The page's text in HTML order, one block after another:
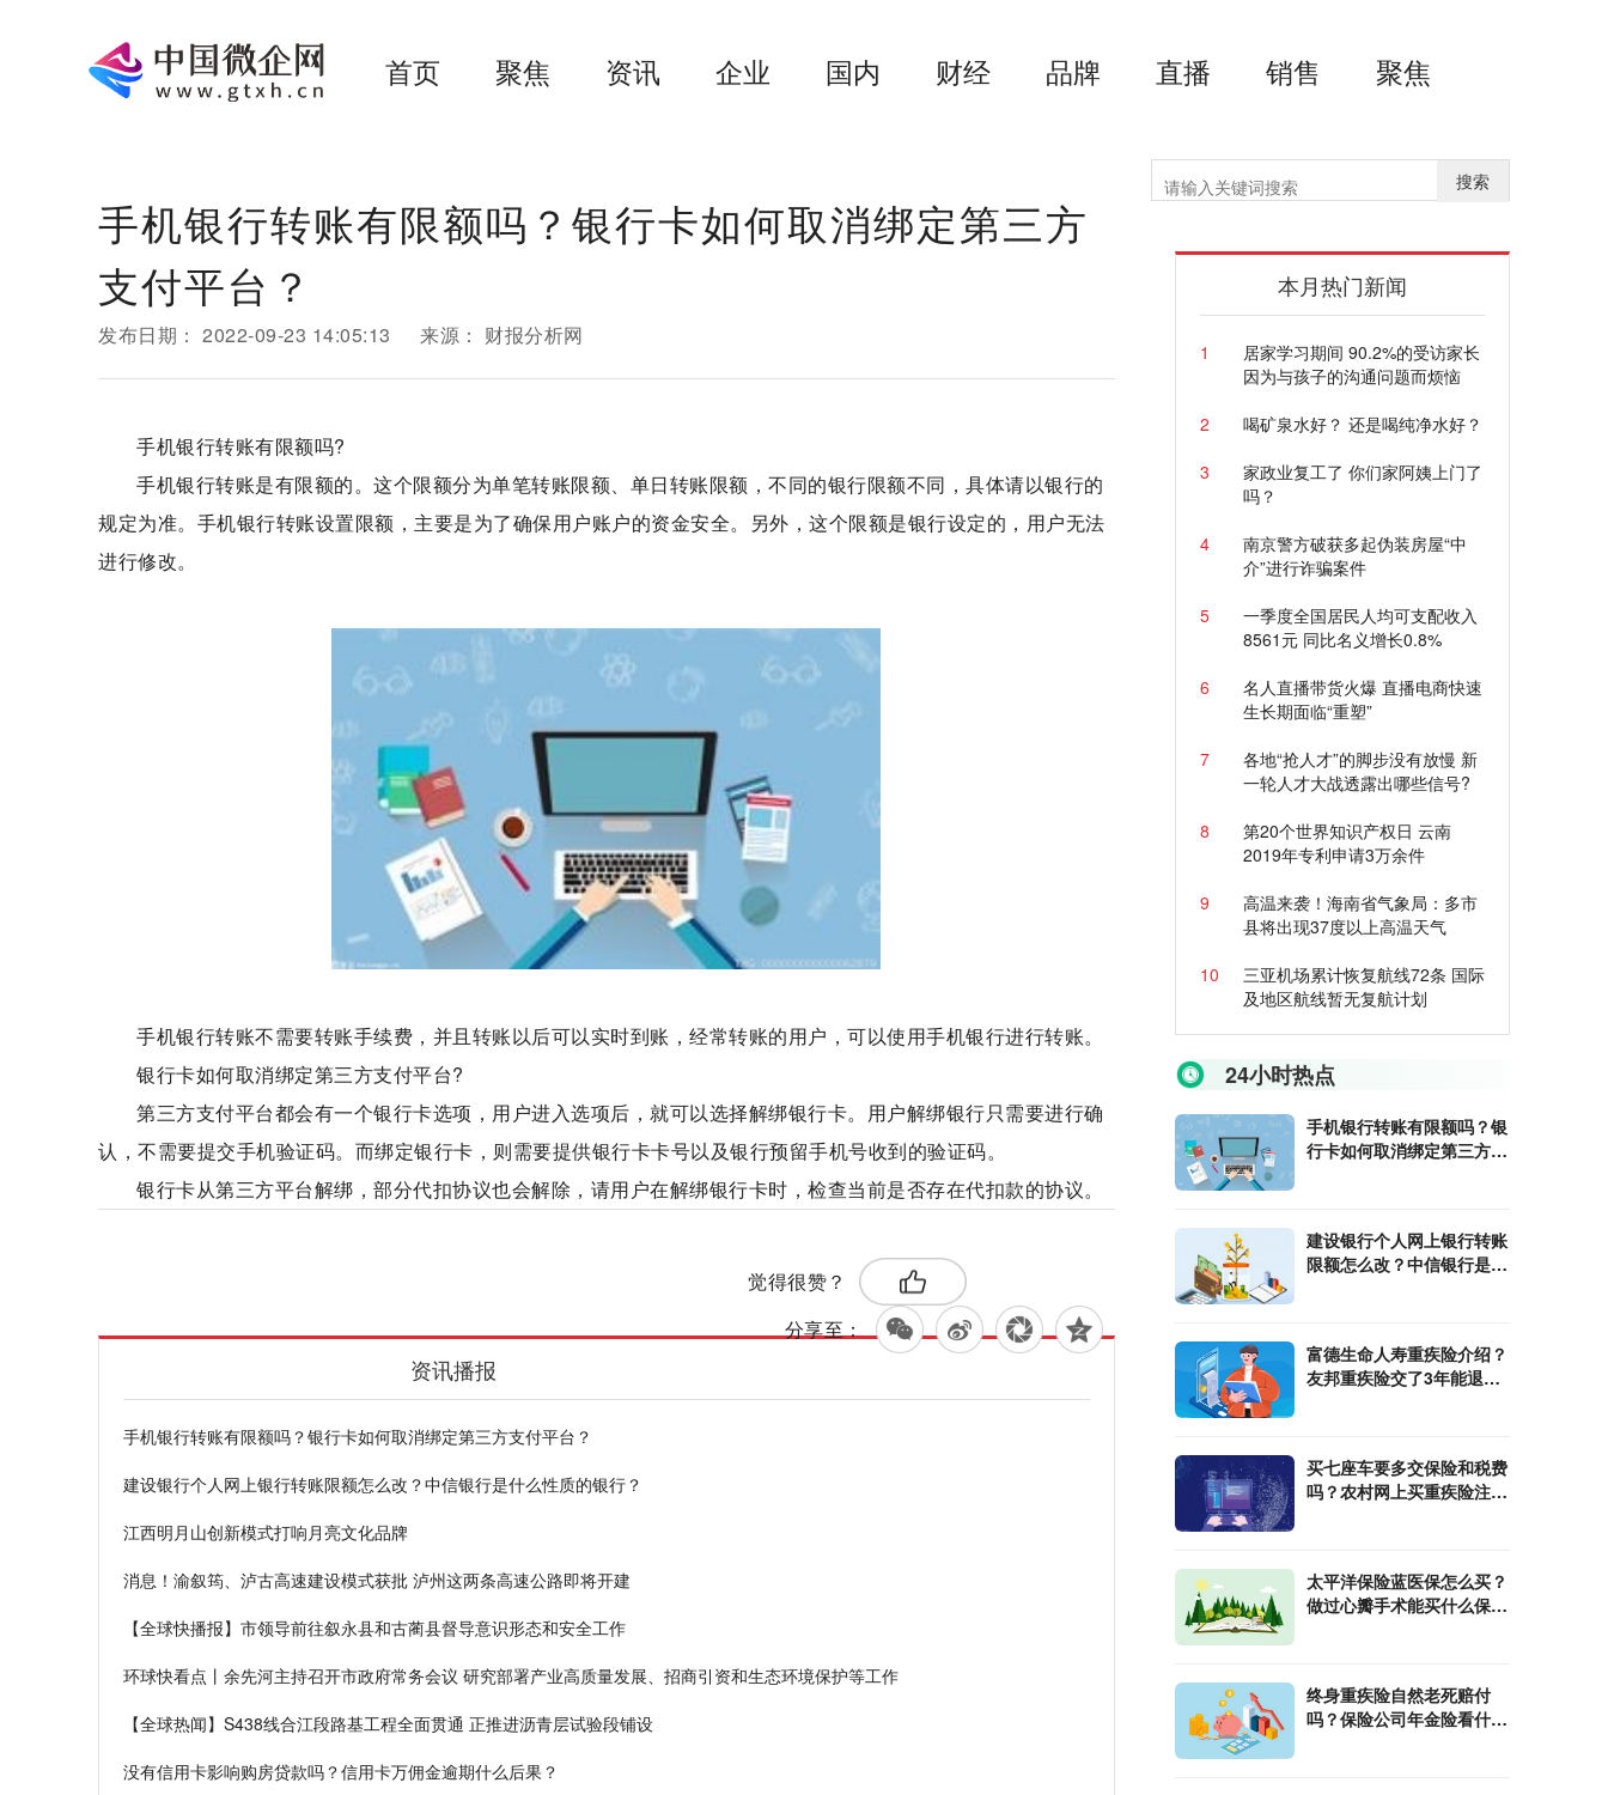
首页 聚焦 资讯 企业 国内 财经 品牌 直播 销售 聚焦
手机银行转账有限额吗？银行卡如何取消绑定第三方
支付平台？
发布日期： 2022-09-23 14:05:13 来源： 财报分析网
手机银行转账有限额吗?
手机银行转账是有限额的。这个限额分为单笔转账限额、单日转账限额，不同的银行限额不同，具体请以银行的
规定为准。手机银行转账设置限额，主要是为了确保用户账户的资金安全。另外，这个限额是银行设定的，用户无法
进行修改。
手机银行转账不需要转账手续费，并且转账以后可以实时到账，经常转账的用户，可以使用手机银行进行转账。
银行卡如何取消绑定第三方支付平台?
第三方支付平台都会有一个银行卡选项，用户进入选项后，就可以选择解绑银行卡。用户解绑银行只需要进行确
认，不需要提交手机验证码。而绑定银行卡，则需要提供银行卡卡号以及银行预留手机号收到的验证码。
银行卡从第三方平台解绑，部分代扣协议也会解除，请用户在解绑银行卡时，检查当前是否存在代扣款的协议。
觉得很赞？
分享至：
资讯播报
手机银行转账有限额吗？银行卡如何取消绑定第三方支付平台？
建设银行个人网上银行转账限额怎么改？中信银行是什么性质的银行？
江西明月山创新模式打响月亮文化品牌
消息！渝叙筠、泸古高速建设模式获批 泸州这两条高速公路即将开建
【全球快播报】市领导前往叙永县和古蔺县督导意识形态和安全工作
环球快看点丨余先河主持召开市政府常务会议 研究部署产业高质量发展、招商引资和生态环境保护等工作
【全球热闻】S438线合江段路基工程全面贯通 正推进沥青层试验段铺设
没有信用卡影响购房贷款吗？信用卡万佣金逾期什么后果？
搜索
本月热门新闻
1
居家学习期间 90.2%的受访家长
因为与孩子的沟通问题而烦恼
2
喝矿泉水好？ 还是喝纯净水好？
3
家政业复工了 你们家阿姨上门了
吗？
4
南京警方破获多起伪装房屋“中
介”进行诈骗案件
5
一季度全国居民人均可支配收入
8561元 同比名义增长0.8%
6
名人直播带货火爆 直播电商快速
生长期面临“重塑”
7
各地“抢人才”的脚步没有放慢 新
一轮人才大战透露出哪些信号?
8
第20个世界知识产权日 云南
2019年专利申请3万余件
9
高温来袭！海南省气象局：多市
县将出现37度以上高温天气
10
三亚机场累计恢复航线72条 国际
及地区航线暂无复航计划
24小时热点
手机银行转账有限额吗？银
行卡如何取消绑定第三方支
建设银行个人网上银行转账
限额怎么改？中信银行是什
富德生命人寿重疾险介绍？
友邦重疾险交了3年能退
买七座车要多交保险和税费
吗？农村网上买重疾险注意
太平洋保险蓝医保怎么买？
做过心瓣手术能买什么保
终身重疾险自然老死赔付
吗？保险公司年金险看什么